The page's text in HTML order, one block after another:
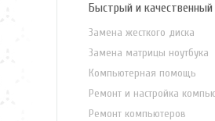
Быстрый и
Замена жесткого диска
Замена матрицы ноутбука
Компьютерная помощь
Ремонт и настройка
Ремонт компьютеров